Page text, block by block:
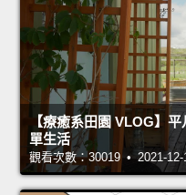
【療癒系田園 VLOG】
單生活
觀看次數：30019 • 2021-12-